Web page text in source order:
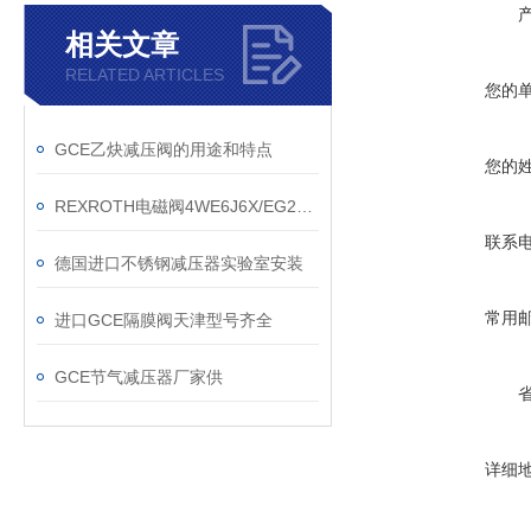
相关文章
RELATED ARTICLES
GCE乙炔减压阀的用途和特点
德国进口不锈钢减压器实验室安装
进口GCE隔膜阀天津型号齐全
GCE节气减压器厂家供
您的
您的
联系
常用
详细